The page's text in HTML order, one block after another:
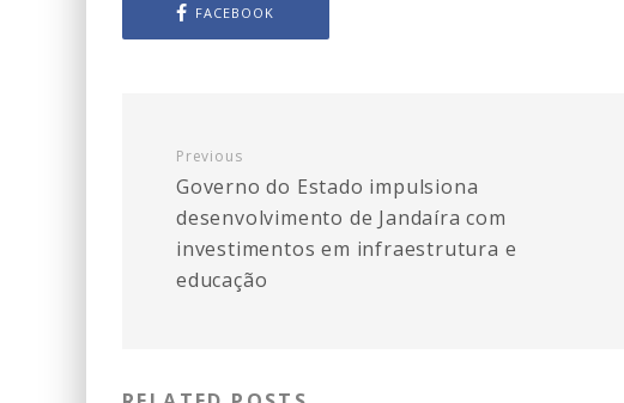
FACEBOOK
Previous
Governo do Estado impulsiona
desenvolvimento de Jandaíra com
investimentos em infraestrutura e
educação